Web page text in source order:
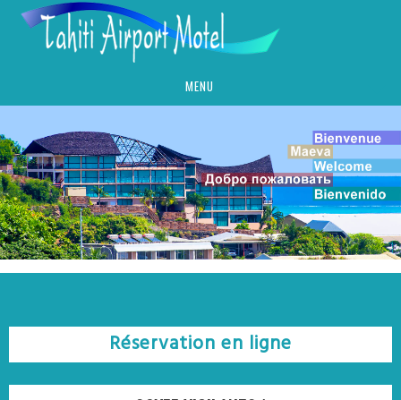
MENU
Réservation en ligne